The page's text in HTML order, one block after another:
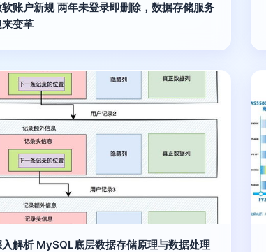
软账户新规 两年未登录即删除，数据存储服务
来变革
入解析 MySQL底层数据存储原理与数据处理